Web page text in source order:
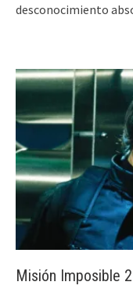
desconocimiento
Misión Imposible